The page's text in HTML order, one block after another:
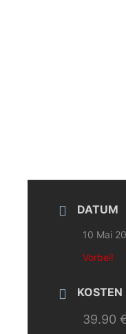
DATUM
10 Mai
Vorbei!
KOSTEN
39.90